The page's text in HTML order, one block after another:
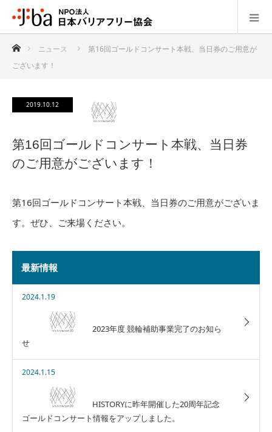
ホーム ニュース
第16回ゴールドコンサート本戦、当日券のご用意が
ございます！
2019.10.12
第16回ゴールドコンサート本戦、当日券
のご用意がございます！
第16回ゴールドコンサート本戦、当日券のご用意がございま
す。ぜひ、ご来場ください。
最新情報
2024.1.19
2023年度 競輪補助事業完了のお知ら
せ
2024.1.15
HISTORYに昨年開催した20周年記念
ゴールドコンサート情報をアップしました。